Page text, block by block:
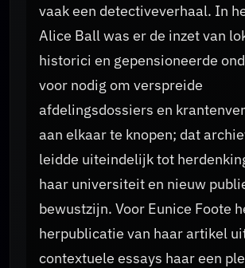
vaak een detectiveverhaal. In
Alice Ball was er de inzet van
historici en gepensioneerde
voor nodig om verspreide
afdelingsdossiers en
aan elkaar te knopen; dat
leidde uiteindelijk tot
haar universiteit en nieuw
bewustzijn. Voor Eunice Foote
herpublicatie van haar artikel
contextuele essays haar een